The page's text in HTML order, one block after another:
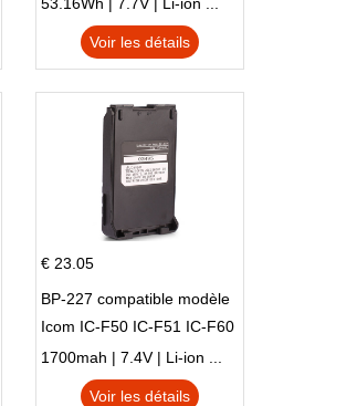
TPN-I128
Voir les détails
€ 23.05
BP-227 compatible modèle
Icom IC-F50 IC-F51 IC-F60
IC-F61 IC-M87
1700mah | 7.4V | Li-ion ...
Voir les détails